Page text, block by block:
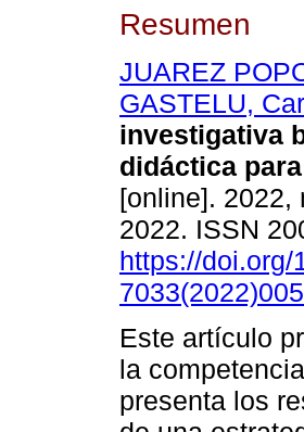
Resumen
JUAREZ
GASTELU,
investigativa
didáctica
[online]. 2022,
2022. ISSN
https://doi.org/
Este artículo
la
presenta los